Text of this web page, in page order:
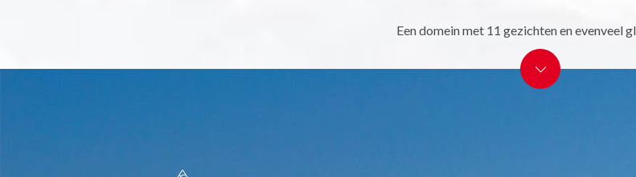
Een domein met 11 gezichten en evenveel